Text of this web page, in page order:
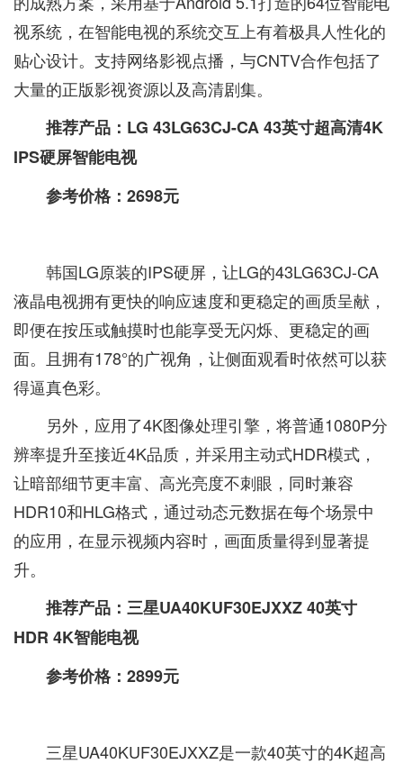
视系统，在智能电视的系统交互上有着极具人性化的
贴心设计。支持网络影视点播，与CNTV合作包括了
大量的正版影视资源以及高清剧集。
推荐产品：LG 43LG63CJ-CA 43英寸超高清4K
IPS硬屏智能电视
参考价格：2698元
韩国LG原装的IPS硬屏，让LG的43LG63CJ-CA
液晶电视拥有更快的响应速度和更稳定的画质呈献，
即便在按压或触摸时也能享受无闪烁、更稳定的画
面。且拥有178°的广视角，让侧面观看时依然可以获
得逼真色彩。
另外，应用了4K图像处理引擎，将普通1080P分
辨率提升至接近4K品质，并采用主动式HDR模式，
让暗部细节更丰富、高光亮度不刺眼，同时兼容
HDR10和HLG格式，通过动态元数据在每个场景中
的应用，在显示视频内容时，画面质量得到显著提
升。
推荐产品：三星UA40KUF30EJXXZ 40英寸
HDR 4K智能电视
参考价格：2899元
三星UA40KUF30EJXXZ是一款40英寸的4K超高